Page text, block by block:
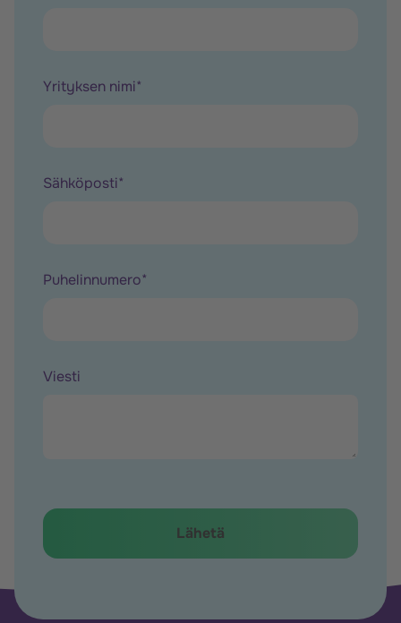
Yrityksen nimi*
Sähköposti*
Puhelinnumero*
Viesti